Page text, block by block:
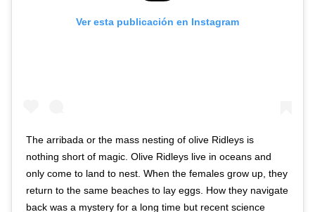
Ver esta publicación en Instagram
The arribada or the mass nesting of olive Ridleys is
nothing short of magic. Olive Ridleys live in oceans and
only come to land to nest. When the females grow up, they
return to the same beaches to lay eggs. How they navigate
back was a mystery for a long time but recent science